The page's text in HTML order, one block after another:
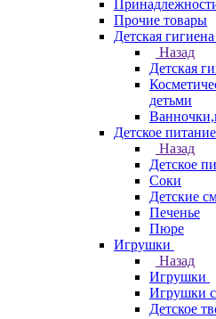
Прочие товары
Детская гигиена
Назад
Детская
детьми
Детское питание
Назад
Детское
Соки
Детские
Печенье
Пюре
Игрушки
Назад
Игрушки
Игрушки
Детское